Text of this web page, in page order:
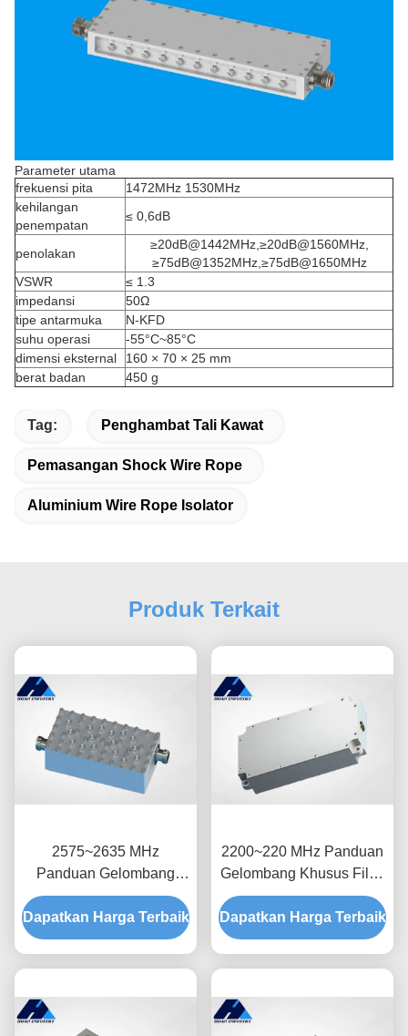
Parameter utama
frekuensi pita
1472MHz 1530MHz
kehilangan
penempatan
≤ 0,6dB
penolakan
≥20dB@1442MHz,≥20dB@1560MHz,
≥75dB@1352MHz,≥75dB@1650MHz
VSWR
≤ 1.3
impedansi
50Ω
tipe antarmuka
N-KFD
suhu operasi
-55°C~85°C
dimensi eksternal
160 × 70 × 25 mm
berat badan
450 g
Tag: Penghambat Tali Kawat
Pemasangan Shock Wire Rope
Aluminium Wire Rope Isolator
Produk Terkait
2575~2635 MHz
Panduan Gelombang
Khusus Filter Bandpass
Kerugian Low Insertion
JT-QTF-2605-N
Dapatkan Harga Terbaik
2200~220 MHz Panduan
Gelombang Khusus Filter
Bandpass Kerugian
Masuk Rendah JT-QTF-
2230-MCX
Dapatkan Harga Terbaik